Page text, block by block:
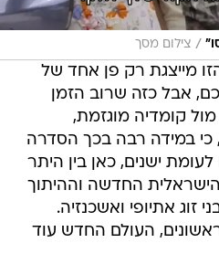
/ צילום מסך
מייצגת רק פן אחד של
אבל כזה שרוב הזמן
קומדיה מוגזמת,
כי במידה רבה בכך הסדרה
ישנים, כאן בין היתר
החדשה וההיתוך
זוג אתיופי ואשכנזיה.
העולם החדש עוד